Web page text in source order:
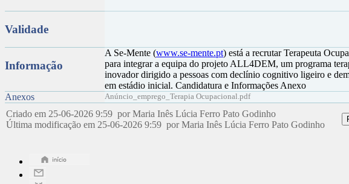
Validade
Informação
A Se-Mente (www.se-mente.pt) está a recrutar Terapeuta
para integrar a equipa do projeto ALL4DEM, um programa
inovador dirigido a pessoas com declínio cognitivo ligeiro e
em estádio inicial. Candidatura e Informações Anexo
Anexos
Anúncio_emprego_Terapia Ocupacional.pdf
Criado em 25-06-2026 9:59 por Maria Inês Lúcia Ferro Pato Godinho
Última modificação em 25-06-2026 9:59 por Maria Inês Lúcia Ferro Pato Godinho